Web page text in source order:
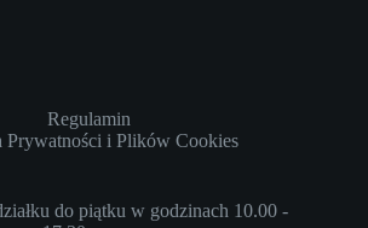
Regulamin
Prywatności i Plików Cookies
do piątku w godzinach 10.00 -